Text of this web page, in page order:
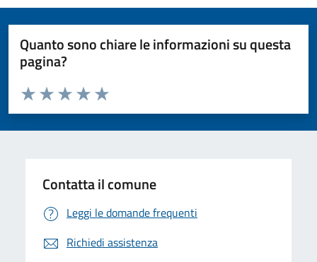
Quanto sono chiare le informazioni su questa
pagina?
Valuta da 1 a 5 stelle la pagina
Valuta 5 stelle su 5
Valuta 4 stelle su 5
Valuta 3 stelle su 5
Valuta 2 stelle su 5
Valuta 1 stelle su 5
Contatta il comune
Leggi le domande frequenti
Richiedi assistenza